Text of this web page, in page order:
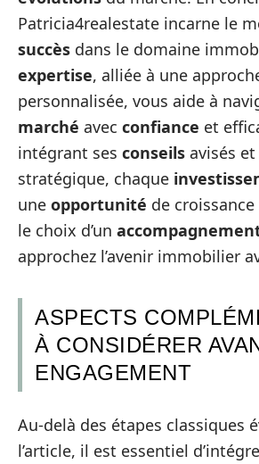
Patricia4realestate incarne le
succès dans le domaine
expertise, alliée à une
personnalisée, vous aide à
marché avec confiance et
intégrant ses conseils avisés et
stratégique, chaque
une opportunité de
le choix d’un
approchez l’avenir immobilier
ASPECTS
À CONSIDÉRER
ENGAGEMENT
Au-delà des étapes classiques
l’article, il est essentiel